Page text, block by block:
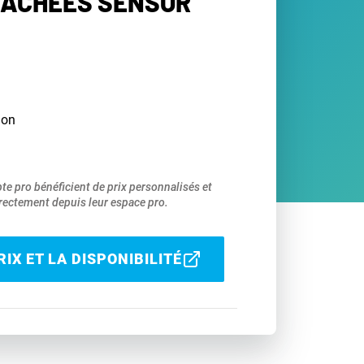
pro bénéficient de prix personnalisés et
depuis leur espace pro.
ET LA DISPONIBILITÉ